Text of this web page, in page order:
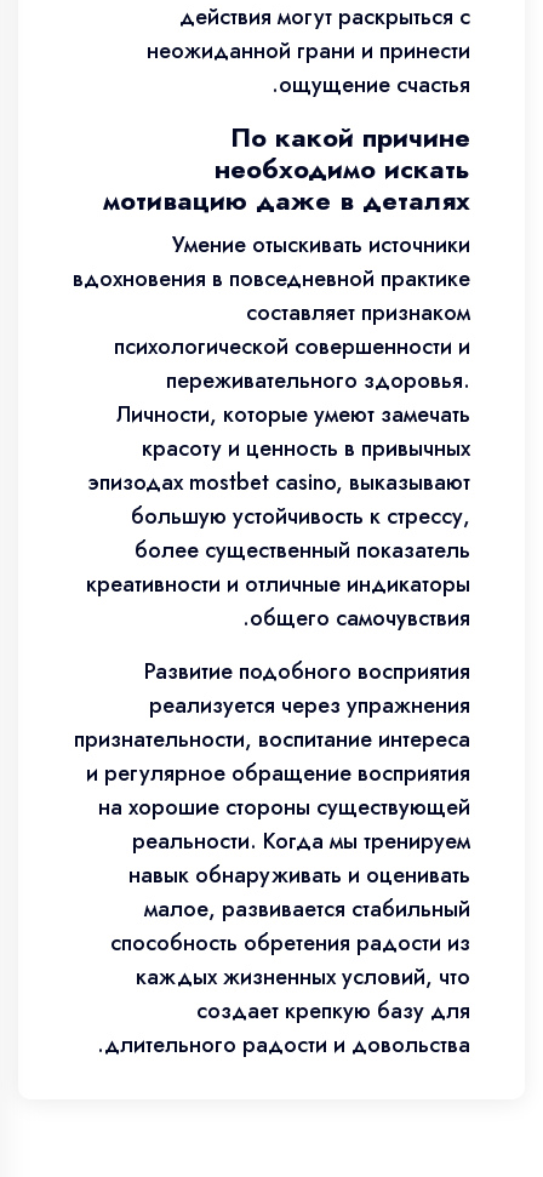
действия могут раскрыться с
неожиданной грани и принести
ощущение счастья.
По какой причине
необходимо искать
мотивацию даже в деталях
Умение отыскивать источники
вдохновения в повседневной практике
составляет признаком
психологической совершенности и
переживательного здоровья.
Личности, которые умеют замечать
красоту и ценность в привычных
эпизодах mostbet casino, выказывают
большую устойчивость к стрессу,
более существенный показатель
креативности и отличные индикаторы
общего самочувствия.
Развитие подобного восприятия
реализуется через упражнения
признательности, воспитание интереса
и регулярное обращение восприятия
на хорошие стороны существующей
реальности. Когда мы тренируем
навык обнаруживать и оценивать
малое, развивается стабильный
способность обретения радости из
каждых жизненных условий, что
создает крепкую базу для
длительного радости и довольства.